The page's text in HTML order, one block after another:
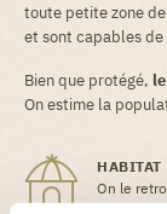
toute petite zone
et sont capables de
Bien que protégé,
On estime la
HABITAT
On le